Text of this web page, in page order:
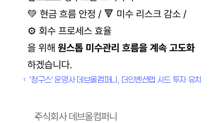
💚 현금 흐름 안정 / 🔻 미수 리스크 감소 /
⚙️ 회수 프로세스 효율
을 위해 원스톱 미수관리 흐름을 계속 고도화
하겠습니다.
‹ '청구스' 운영사 데브올컴퍼니, 더인벤션랩 시드 투자 유치
주식회사 데브올컴퍼니